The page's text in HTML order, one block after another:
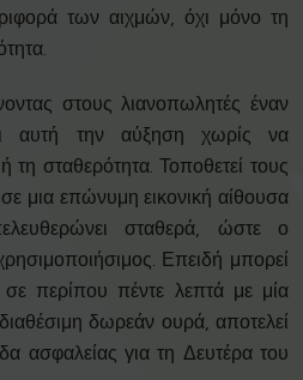
των αιχμών, όχι μόνο τη
στους λιανοπωλητές έναν
αυτή την αύξηση χωρίς να
τη σταθερότητα. Τοποθετεί τους
μια επώνυμη εικονική αίθουσα
σταθερά, ώστε ο
Επειδή μπορεί
περίπου πέντε λεπτά με μία
δωρεάν ουρά, αποτελεί
ασφαλείας για τη Δευτέρα του